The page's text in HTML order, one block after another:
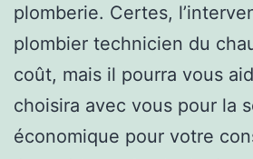
plomberie. Certes,
plombier technicien du
coût, mais il pourra vous
choisira avec vous pour la
économique pour votre